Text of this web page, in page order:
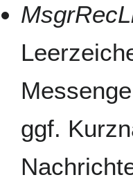
ggf.